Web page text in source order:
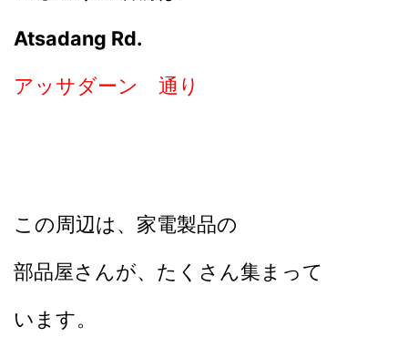
Atsadang Rd.
アッサダーン 通り
この周辺は、家電製品の
部品屋さんが、たくさん集まって
います。